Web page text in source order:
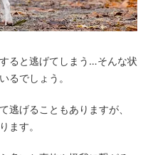
ると逃げてしまう…そんな状
るでしょう。
逃げることもありますが、
ます。